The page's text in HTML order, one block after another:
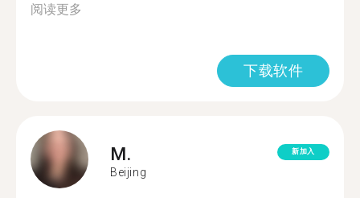
阅读更多
下载软件
M.
Beijing
新加入